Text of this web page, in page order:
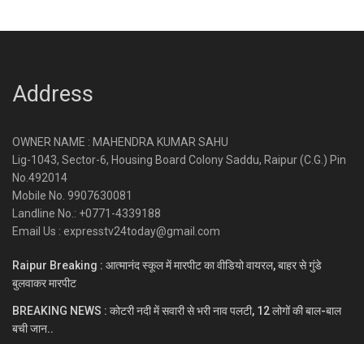
Address
OWNER NAME : MAHENDRA KUMAR SAHU
Lig-1043, Sector-6, Housing Board Colony Saddu, Raipur (C.G.) Pin
No.492014
Mobile No. 9907630081
Landline No.: +0771-4339188
Email Us : expresstv24today@gmail.com
Raipur Breaking : आत्मानंद स्कूल में मारपीट का वीडियो वायरल, बाहर से गुंडे
बुलवाकर मारपीट
BREAKING NEWS : कोटरी नदी में सवारी से भरी नाव पलटी, 12 लोगों की बाल-बाल
बची जान..